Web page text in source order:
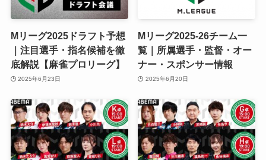
Mリーグ2025ドラフト予想
｜注目選手・指名候補を徹
底解説【麻雀プロリーグ】
2025年6月23日
Mリーグ2025-26チーム一
覧｜所属選手・監督・オー
ナー・スポンサー情報
2025年6月20日